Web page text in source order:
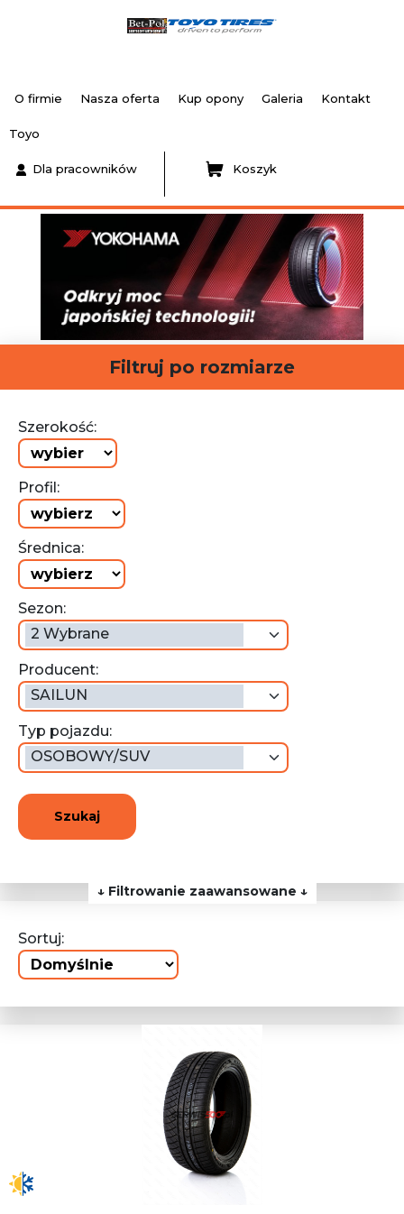
O firmie Nasza oferta Kup opony Galeria Kontakt
Toyo
Dla pracowników Koszyk
Filtruj po rozmiarze
Szerokość:
Profil:
Średnica:
Sezon:
2 Wybrane
Producent:
SAILUN
Typ pojazdu:
OSOBOWY/SUV
Szukaj
↓ Filtrowanie zaawansowane ↓
Sortuj: